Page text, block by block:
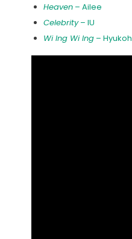
Heaven– Ailee
Celebrity– IU
Wi Ing Wi Ing– Hyukoh